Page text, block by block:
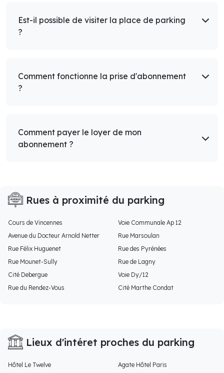
Est-il possible de visiter la place de parking
?
Comment fonctionne la prise d'abonnement
?
Comment payer le loyer de mon
abonnement ?
Rues à proximité du parking
Cours de Vincennes
Voie Communale Ap 12
Avenue du Docteur Arnold Netter
Rue Marsoulan
Rue Félix Huguenet
Rue des Pyrénées
Rue Mounet-Sully
Rue de Lagny
Cité Debergue
Voie Dy/12
Rue du Rendez-Vous
Cité Marthe Condat
Lieux d'intéret proches du parking
Hôtel Le Twelve
Agate Hôtel Paris